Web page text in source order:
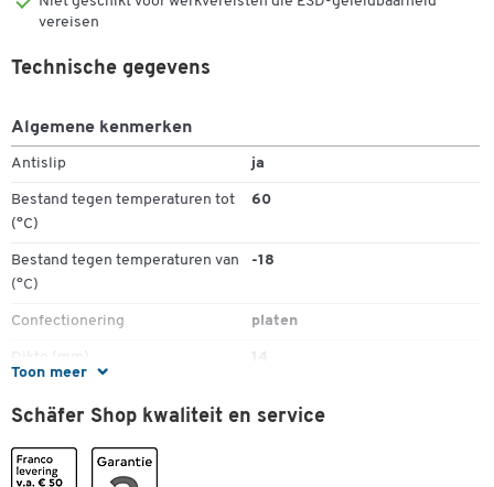
vereisen
Toon meer
Technische gegevens
Algemene kenmerken
Antislip ja
Bestand tegen temperaturen tot
(°C)
60
Bestand tegen temperaturen van
(°C)
-18
Confectionering platen
Dikte (mm) 14
Gebruiksplaats
Schäfer Shop kwaliteit en service